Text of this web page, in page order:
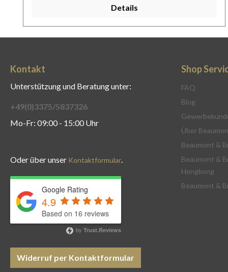
Details
Kontakt
Unterstützung und Beratung unter:
+49(0)3375/5837326
Mo-Fr: 09:00 - 15:00 Uhr
Oder über unser Kontaktformular.
Google Rating
4.9
Based on 16 reviews
by Trust.Reviews
Widerruf per Kontaktformular
Shop
FAQ
Blog
Über
Beaumont &
Beaumont &
Hongkong
Beaumont &